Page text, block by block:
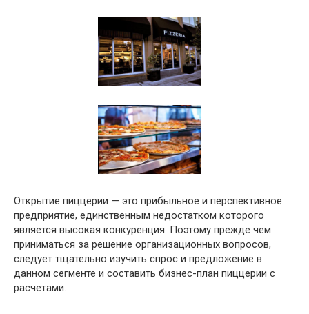
Открытие пиццерии — это прибыльное и перспективное
предприятие, единственным недостатком которого
является высокая конкуренция. Поэтому прежде чем
приниматься за решение организационных вопросов,
следует тщательно изучить спрос и предложение в
данном сегменте и составить бизнес-план пиццерии с
расчетами.